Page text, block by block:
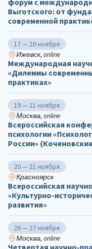
форум с
Выготского: от
современной
17 — 20 ноября
Ижевск, online
Международная
«Дилеммы
практиках»
19 — 21 ноября
Москва, online
Всероссийская
психологии
России»
20 — 21 ноября
Красноярск
Всероссийская
«Культурно-
развития»
26 — 27 ноября
Москва, online